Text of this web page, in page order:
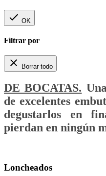
 OK
Filtrar por
 Borrar todo
DE BOCATAS.
de excelentes
degustarlos en
pierdan en ningún
Loncheados